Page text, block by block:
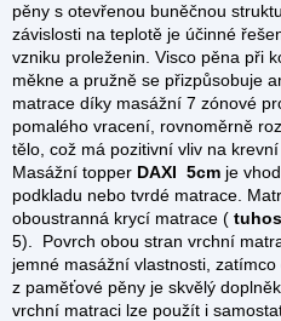
pěny s otevřenou buněčnou
závislosti na teplotě je účinné
vzniku proleženin. Visco pěna při
měkne a pružně se přizpůsobuje
matrace díky masážní 7 zónové
pomalého vracení, rovnoměrně
tělo, což má pozitivní vliv na
Masážní topper DAXI 5cm je
podkladu nebo tvrdé matrace.
oboustranná krycí matrace (
5).
Povrch obou stran vrchní
jemné masážní vlastnosti,
z paměťové pěny je skvělý
vrchní matraci lze použít i